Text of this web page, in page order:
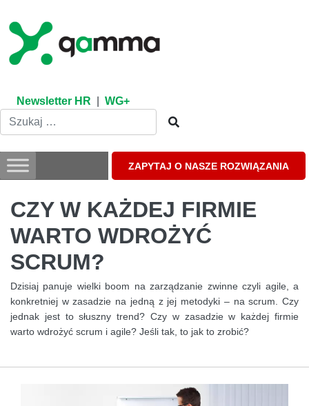
content
Newsletter HR WG+
ZAPYTAJ O NASZE ROZWIĄZANIA
CZY W KAŻDEJ FIRMIE
WARTO WDROŻYĆ
SCRUM?
Dzisiaj panuje wielki boom na zarządzanie zwinne czyli agile, a
konkretniej w zasadzie na jedną z jej metodyki – na scrum. Czy
jednak jest to słuszny trend? Czy w zasadzie w każdej firmie
warto wdrożyć scrum i agile? Jeśli tak, to jak to zrobić?